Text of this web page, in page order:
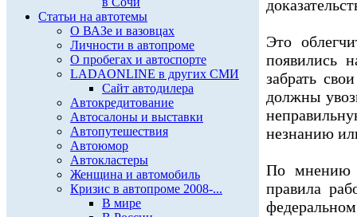
Статьи на автотемы
О ВАЗе и вазовцах
Личности в автопроме
О пробегах и автоспорте
LADAONLINE в других СМИ
Сайт автодилера
Автокредитование
Автосалоны и выставки
Автопутешествия
Автоюмор
Автокластеры
Женщина и автомобиль
Кризис в автопроме 2008-...
В мире
Это
появились
забрать
должны
незнанию
По мнению
правила